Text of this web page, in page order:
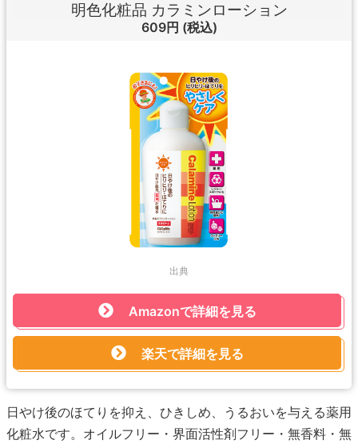
明色化粧品 カラミンローション
609円 (税込)
出典
Amazonで詳細を見る
楽天で詳細を見る
日やけ後のほてりを抑え、ひきしめ、うるおいを与える薬用
化粧水です。オイルフリー・界面活性剤フリー・無香料・無